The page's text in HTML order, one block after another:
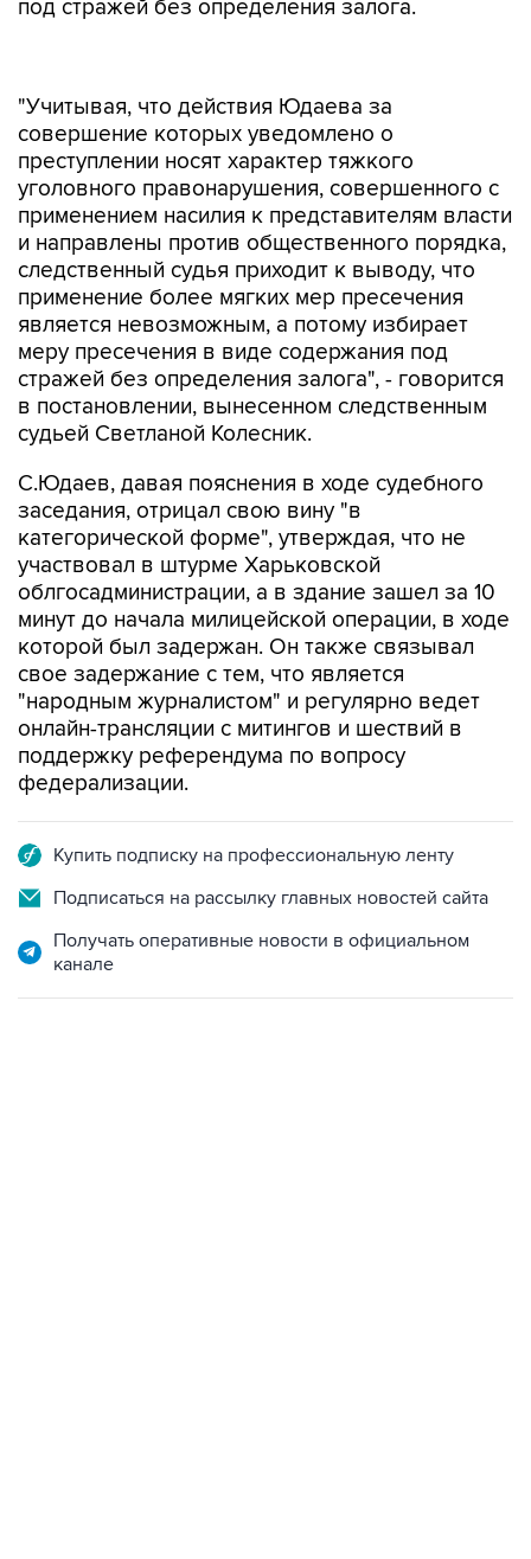
под стражей без определения залога.
"Учитывая, что действия Юдаева за
совершение которых уведомлено о
преступлении носят характер тяжкого
уголовного правонарушения, совершенного с
применением насилия к представителям власти
и направлены против общественного порядка,
следственный судья приходит к выводу, что
применение более мягких мер пресечения
является невозможным, а потому избирает
меру пресечения в виде содержания под
стражей без определения залога", - говорится
в постановлении, вынесенном следственным
судьей Светланой Колесник.
С.Юдаев, давая пояснения в ходе судебного
заседания, отрицал свою вину "в
категорической форме", утверждая, что не
участвовал в штурме Харьковской
облгосадминистрации, а в здание зашел за 10
минут до начала милицейской операции, в ходе
которой был задержан. Он также связывал
свое задержание с тем, что является
"народным журналистом" и регулярно ведет
онлайн-трансляции с митингов и шествий в
поддержку референдума по вопросу
федерализации.
Купить подписку на профессиональную ленту
Подписаться на рассылку главных новостей сайта
Получать оперативные новости в официальном
канале